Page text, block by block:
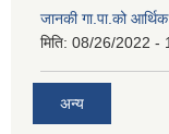
जानकी गा.पा.को
मिति: 08/26/2022 -
अन्य